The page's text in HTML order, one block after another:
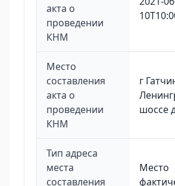
акта о
проведении
КНМ
Место
составления
акта о
проведении
КНМ
г
шоссе
Тип адреса
места
составления
Место